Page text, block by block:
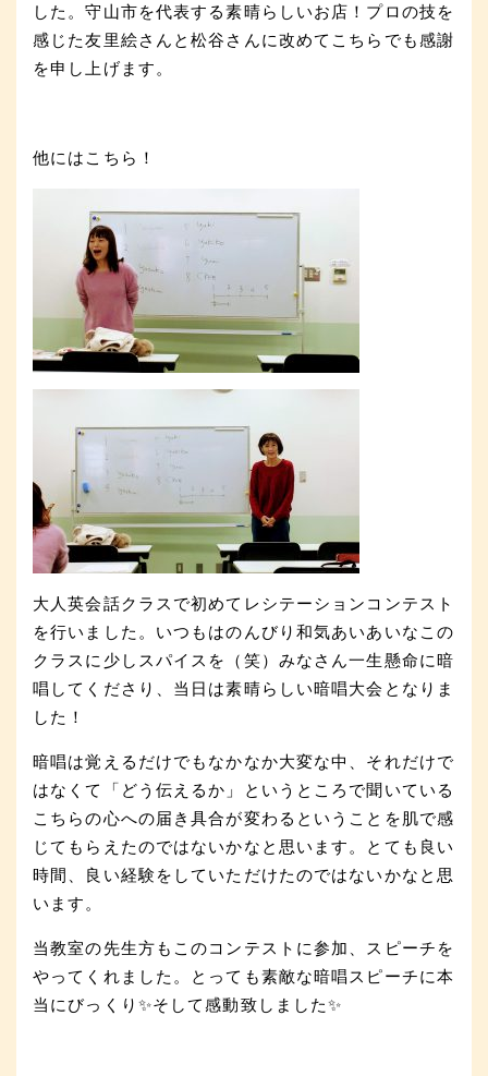
した。守山市を代表する素晴らしいお店！プロの技を
感じた友里絵さんと松谷さんに改めてこちらでも感謝
を申し上げます。
他にはこちら！
大人英会話クラスで初めてレシテーションコンテスト
を行いました。いつもはのんびり和気あいあいなこの
クラスに少しスパイスを（笑）みなさん一生懸命に暗
唱してくださり、当日は素晴らしい暗唱大会となりま
した！
暗唱は覚えるだけでもなかなか大変な中、それだけで
はなくて「どう伝えるか」というところで聞いている
こちらの心への届き具合が変わるということを肌で感
じてもらえたのではないかなと思います。とても良い
時間、良い経験をしていただけたのではないかなと思
います。
当教室の先生方もこのコンテストに参加、スピーチを
やってくれました。とっても素敵な暗唱スピーチに本
当にびっくり✨そして感動致しました✨